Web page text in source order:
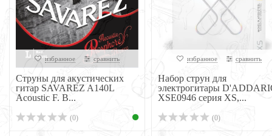
избранное сравнить
Струны для акустических
гитар SAVAREZ A140L
Acoustic F. B...
(0)
избранное сравнить
Набор струн для
электрогитары
XSE0946 серия XS,...
(0)